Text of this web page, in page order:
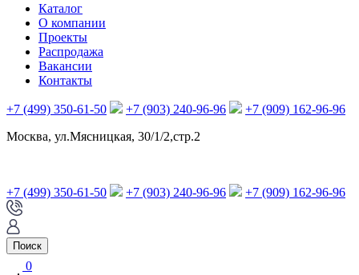
Каталог
О компании
Проекты
Распродажа
Вакансии
Контакты
+7 (499) 350-61-50 +7 (903) 240-96-96
+7 (909) 162-96-96
Москва, ул.Мясницкая, 30/1/2,стр.2
+7 (499) 350-61-50 +7 (903) 240-96-96 +7 (909) 162-96-96
Поиск
0